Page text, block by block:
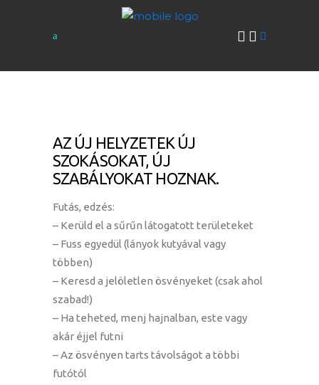
AZ ÚJ HELYZETEK ÚJ
SZOKÁSOKAT, ÚJ
SZABÁLYOKAT HOZNAK.
Futás, edzés:
– Kerüld el a sűrűn látogatott területeket
– Fuss egyedül (lányok kutyával vagy
többen)
– Keresd a jelöletlen ösvényeket (csak ahol
szabad!)
– Ha teheted, menj hajnalban, este vagy
akár éjjel futni
– Az ösvényen tarts távolságot a többi
futótól